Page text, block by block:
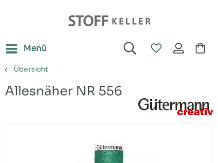
Menü
Übersicht
Allesnäher NR 556